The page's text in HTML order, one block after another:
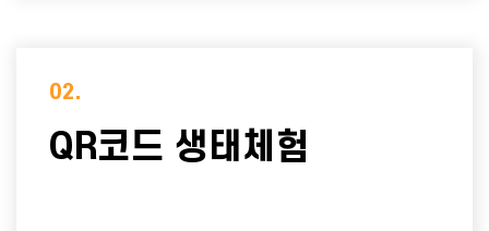
02.
QR코드 생태체험